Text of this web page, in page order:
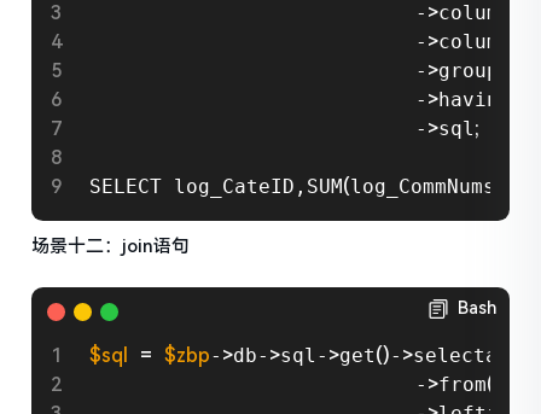
                           -
>column
                           -
>column
                           -
>groupby
                           -
>having
                           -
>sql;
SELECT log_CateID,SUM(log_CommNums
场景十二：join语句
Bash
$sql = $zbp- >db- >sql- >get()- >selectany
                           -
>from(